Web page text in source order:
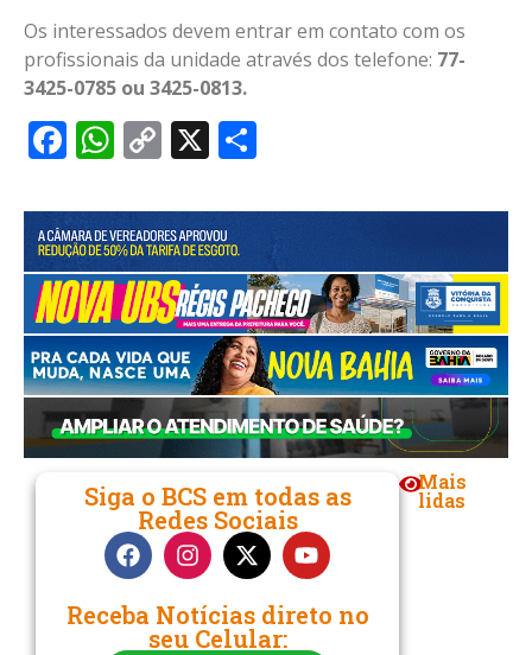
Os interessados devem entrar em contato com os
profissionais da unidade através dos telefone: 77-
3425-0785 ou 3425-0813.
Facebook
WhatsApp
Copy
X
Siga o BCS em todas as
Redes Sociais
Receba Notícias direto no
seu Celular:
Mais
lidas